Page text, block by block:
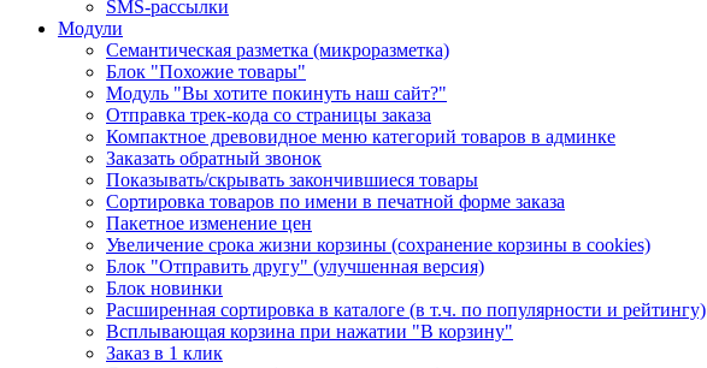
SMS-рассылки
Модули
Семантическая разметка (микроразметка)
Блок "Похожие товары"
Модуль "Вы хотите покинуть наш сайт?"
Отправка трек-кода со страницы заказа
Компактное древовидное меню категорий товаров в админке
Заказать обратный звонок
Показывать/скрывать закончившиеся товары
Сортировка товаров по имени в печатной форме заказа
Пакетное изменение цен
Увеличение срока жизни корзины (сохранение корзины в cookies)
Блок "Отправить другу" (улучшенная версия)
Блок новинки
Расширенная сортировка в каталоге (в т.ч. по популярности и рейтингу)
Всплывающая корзина при нажатии "В корзину"
Заказ в 1 клик